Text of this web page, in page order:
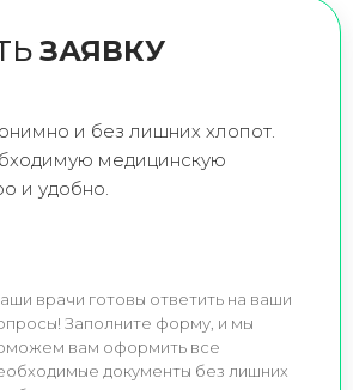
ЗАЯВКУ
и без лишних хлопот.
медицинскую
и удобно.
врачи готовы ответить на ваши
Заполните форму, и мы
вам оформить все
документы без лишних